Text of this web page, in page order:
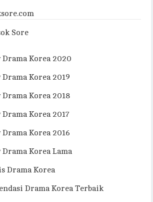
Sore
Korea 2020
Korea 2019
Korea 2018
Korea 2017
Korea 2016
Korea Lama
Drama Korea
Drama Korea Terbaik